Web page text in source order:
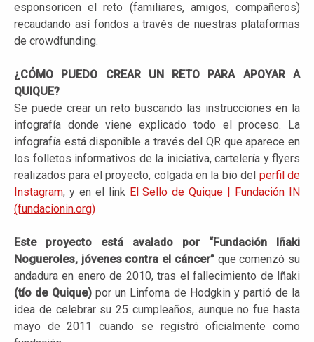
esponsoricen el reto (familiares, amigos, compañeros)
recaudando así fondos a través de nuestras plataformas
de crowdfunding.
¿CÓMO PUEDO CREAR UN RETO PARA APOYAR A
QUIQUE?
Se puede crear un reto buscando las instrucciones en la
infografía donde viene explicado todo el proceso. La
infografía está disponible a través del QR que aparece en
los folletos informativos de la iniciativa, cartelería y flyers
realizados para el proyecto, colgada en la bio del perfil de
Instagram, y en el link El Sello de Quique | Fundación IN
(fundacionin.org)
Este proyecto está avalado por “Fundación Iñaki
Nogueroles, jóvenes contra el cáncer”que comenzó su
andadura en enero de 2010, tras el fallecimiento de Iñaki
(tío de Quique)por un Linfoma de Hodgkin y partió de la
idea de celebrar su 25 cumpleaños, aunque no fue hasta
mayo de 2011 cuando se registró oficialmente como